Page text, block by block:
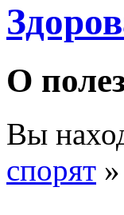
О
Вы
спорят